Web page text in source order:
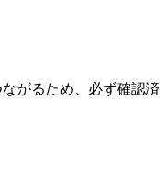
がるため、必ず確認済